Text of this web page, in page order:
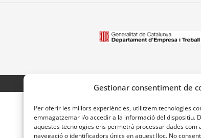
Gestionar consentiment de
Per oferir les millors experiències, utilitzem tecnologies
emmagatzemar i/o accedir a la informació del dispositiu.
aquestes tecnologies ens permetrà processar dades com
navegació o identificadors únics en aquest lloc. No
Avís legal Accessibilitat Mapa Web